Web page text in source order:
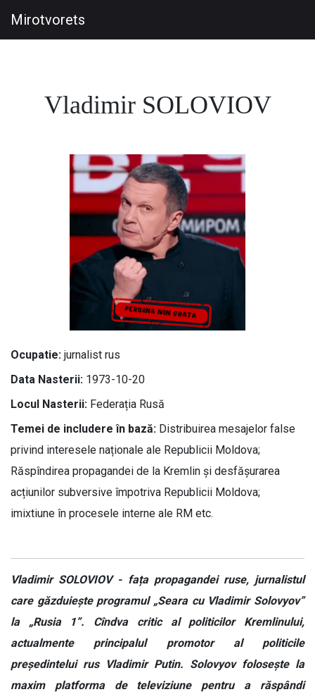
Mirotvorets
Vladimir SOLOVIOV
Ocupatie: jurnalist rus
Data Nasterii: 1973-10-20
Locul Nasterii: Federația Rusă
Temei de includere în bază: Distribuirea mesajelor false
privind interesele naționale ale Republicii Moldova;
Răspîndirea propagandei de la Kremlin și desfășurarea
acțiunilor subversive împotriva Republicii Moldova;
imixtiune în procesele interne ale RM etc.
Vladimir SOLOVIOV - fața propagandei ruse, jurnalistul
care găzduiește programul „Seara cu Vladimir Solovyov”
la „Rusia 1”. Cîndva critic al politicilor Kremlinului,
actualmente principalul promotor al politicile
președintelui rus Vladimir Putin. Solovyov folosește la
maxim platforma de televiziune pentru a răspândi